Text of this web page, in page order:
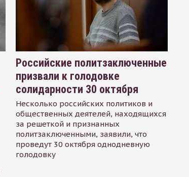
Российские политзаключенные
призвали к голодовке
солидарности 30 октября
Несколько российских политиков и
общественных деятелей, находящихся
за решеткой и признанных
политзаключенными, заявили, что
проведут 30 октября однодневную
голодовку